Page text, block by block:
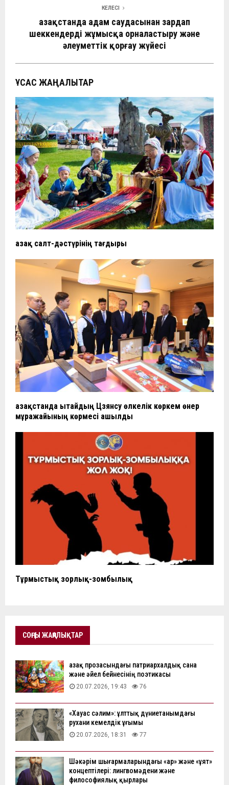
КЕЛЕСІ
Қазақстанда адам саудасынан зардап
шеккендерді жұмысқа орналастыру және
әлеуметтік қорғау жүйесі
ҰҚСАС ЖАҢАЛЫҚТАР
Қазақ салт-дәстүрінің тағдыры
Қазақстанда Қытайдың Цзянсу өлкелік көркем өнер
мұражайының көрмесі ашылды
Тұрмыстық зорлық-зомбылық
СОҢҒЫ ЖАҢАЛЫҚТАР
Қазақ прозасындағы патриархалдық сана
және әйел бейнесінің поэтикасы
20.07.2026, 19:43 76
«Хауас сәлим»: ұлттық дүниетанымдағы
рухани кемелдік ұғымы
20.07.2026, 18:31 77
Шәкәрім шығармаларындағы «ар» және «ұят»
концептілері: лингвомәдени және
философиялық қырлары